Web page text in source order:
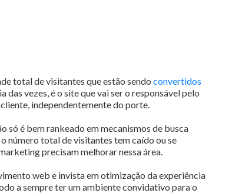
total de visitantes que estão sendo convertidos
das vezes, é o site que vai ser o responsável pelo
independentemente do porte.
só é bem rankeado em mecanismos de busca
número total de visitantes tem caído ou se
precisam melhorar nessa área.
web e invista em otimização da experiência
a sempre ter um ambiente convidativo para o